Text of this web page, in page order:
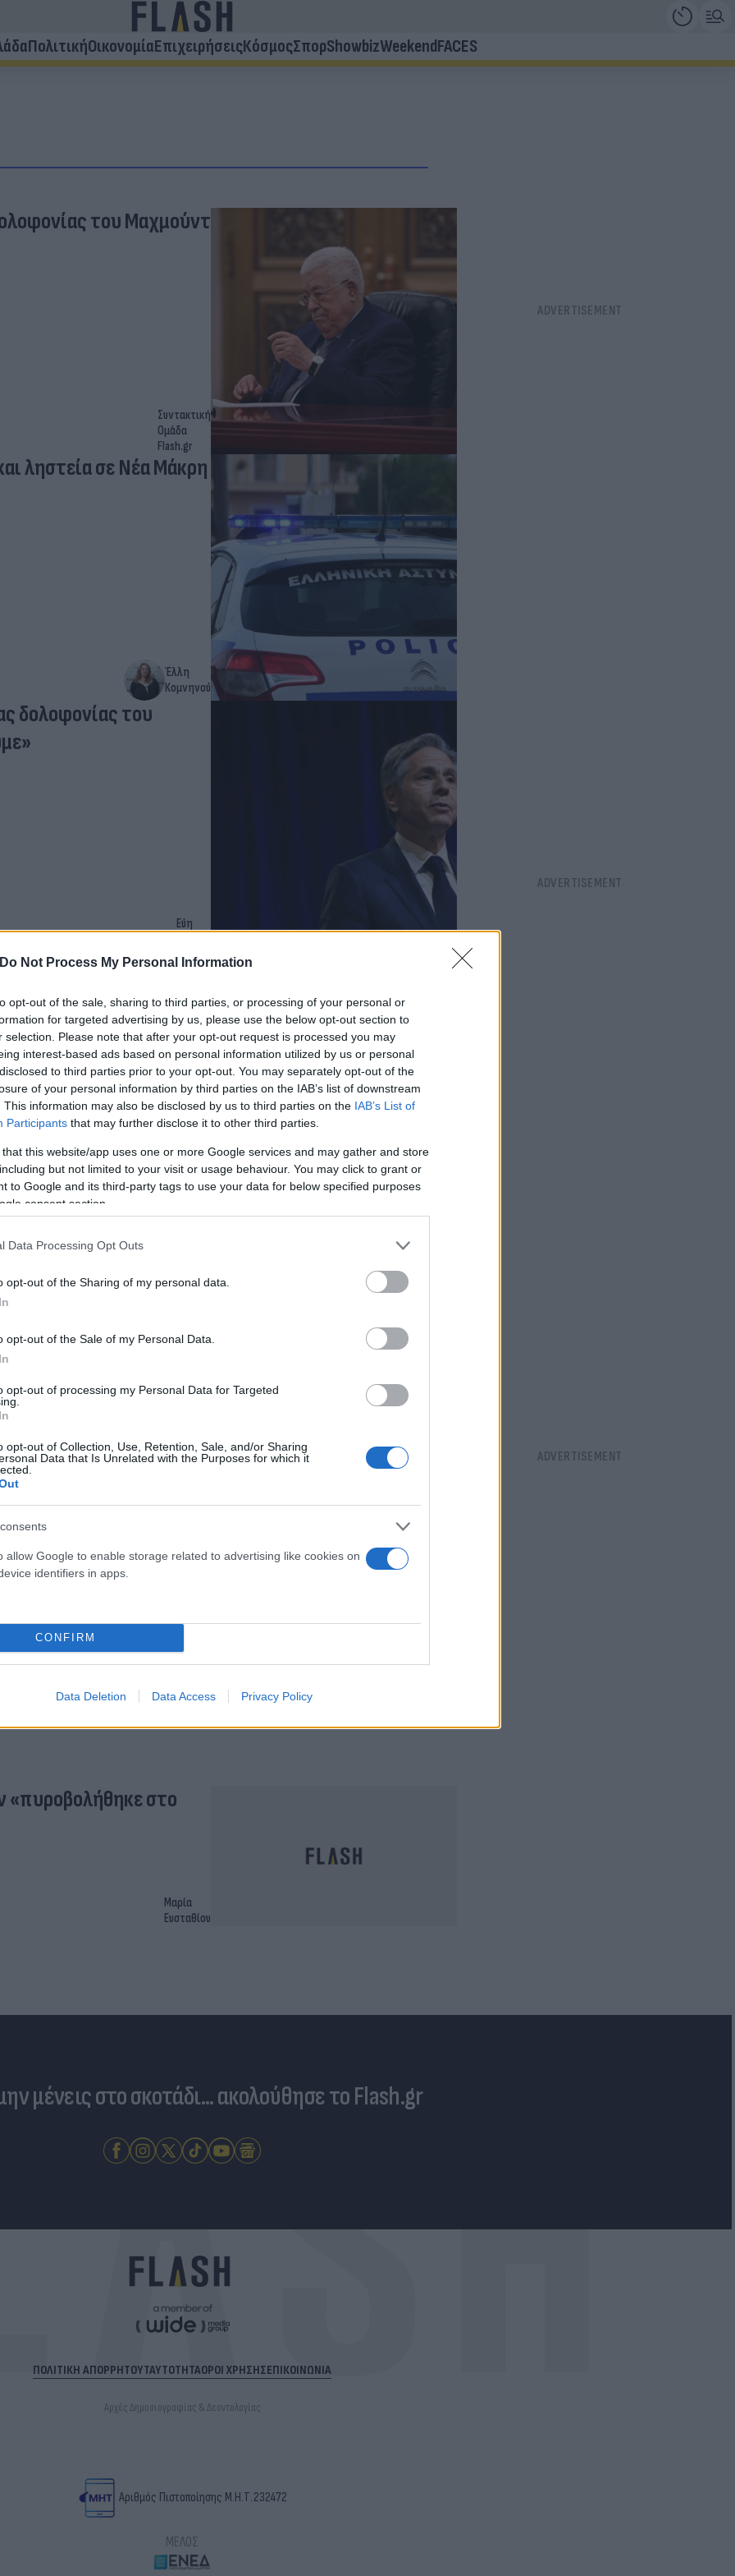
Do Not Process My Personal Information
opt-out of the sale, sharing to third parties, or processing of your personal or
for targeted advertising by us, please use the below opt-out section to
selection. Please note that after your opt-out request is processed you may
interest-based ads based on personal information utilized by us or personal
to third parties prior to your opt-out. You may separately opt-out of the
of your personal information by third parties on the IAB’s list of downstream
This information may also be disclosed by us to third parties on the IAB’s List of
Participants that may further disclose it to other third parties.
that this website/app uses one or more Google services and may gather and store
but not limited to your visit or usage behaviour. You may click to grant or
to Google and its third-party tags to use your data for below specified purposes
consent section.
Data Processing Opt Outs
opt-out of the Sharing of my personal data.
opt-out of the Sale of my Personal Data.
opt-out of processing my Personal Data for Targeted
opt-out of Collection, Use, Retention, Sale, and/or Sharing
Data that Is Unrelated with the Purposes for which it
allow Google to enable storage related to advertising like cookies on
identifiers in apps.
CONFIRM
Data Deletion Data Access Privacy Policy
ΠολιτικήΟικονομίαΕπιχειρήσειςΚόσμοςΣπορShowbizWeekendFACES
του Μαχμούντ
Συντακτική
Ομάδα
Flash.gr
ληστεία σε Νέα Μάκρη
Έλλη
Κομνηνού
δολοφονίας του
Εύη
απόπειρα δολοφονίας
Εύη
Κούρτη
Πούτιν από
για την απόπειρα
Εύη
«πυροβολήθηκε στο
Μαρία
Ευσταθίου
μένεις στο σκοτάδι... ακολούθησε το Flash.gr
ΠΟΛΙΤΙΚΗ ΑΠΟΡΡΗΤΟΥΤΑΥΤΟΤΗΤΑΟΡΟΙ ΧΡΗΣΗΣΕΠΙΚΟΙΝΩΝΙΑ
Αρχές Δημοσιογραφίας & Δεοντολογίας
Αριθμός Πιστοποίησης Μ.Η.Τ.232472
ΜΕΛΟΣ